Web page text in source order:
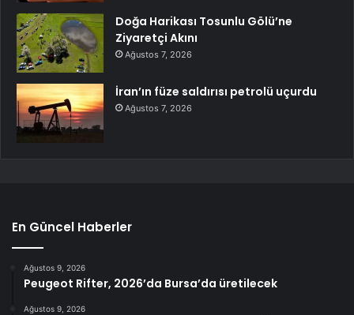
Doğa Harikası Tosunlu Gölü’ne
Ziyaretçi Akını
Ağustos 7, 2026
İran’ın füze saldırısı petrolü uçurdu
Ağustos 7, 2026
En Güncel Haberler
Ağustos 9, 2026
Peugeot Rifter, 2026’da Bursa’da üretilecek
Ağustos 9, 2026